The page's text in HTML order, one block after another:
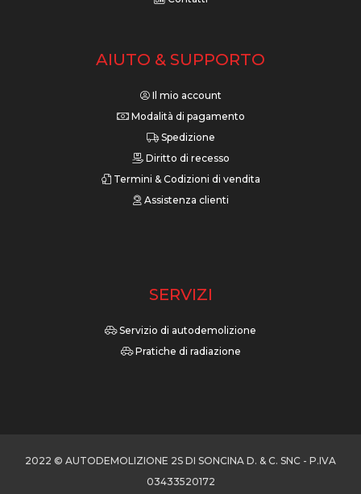
AIUTO & SUPPORTO
Il mio account
Modalità di pagamento
Spedizione
Diritto di recesso
Termini & Codizioni di vendita
Assistenza clienti
SERVIZI
Servizio di autodemolizione
Pratiche di radiazione
2022 © AUTODEMOLIZIONE 2S DI SONCINA D. & C. SNC - P.IVA
03433520172